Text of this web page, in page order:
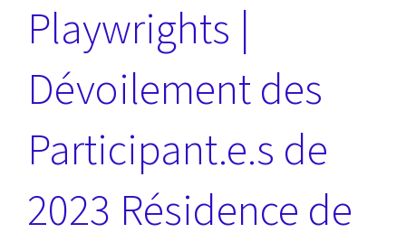
Playwrights |
Dévoilement des
Participant.e.s de
2023 Résidence de